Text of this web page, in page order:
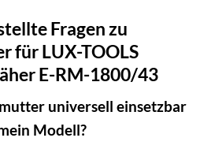
Fragen zu
für LUX-TOOLS
E-RM-1800/43
universell einsetzbar
Modell?